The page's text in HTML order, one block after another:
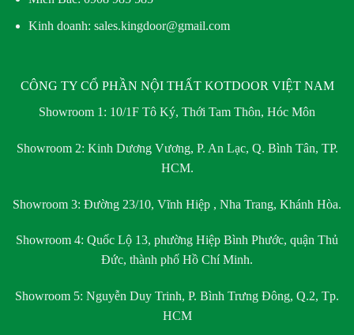
Kinh doanh: sales.kingdoor@gmail.com
CÔNG TY CỔ PHẦN NỘI THẤT KOTDOOR VIỆT NAM
Showroom 1: 10/1F Tô Ký, Thới Tam Thôn, Hóc Môn
Showroom 2: Kinh Dương Vương, P. An Lạc, Q. Bình Tân, TP.
HCM.
Showroom 3: Đường 23/10, Vĩnh Hiệp , Nha Trang, Khánh Hòa.
Showroom 4: Quốc Lộ 13, phường Hiệp Bình Phước, quận Thủ
Đức, thành phố Hồ Chí Minh.
Showroom 5: Nguyễn Duy Trinh, P. Bình Trưng Đông, Q.2, Tp.
HCM